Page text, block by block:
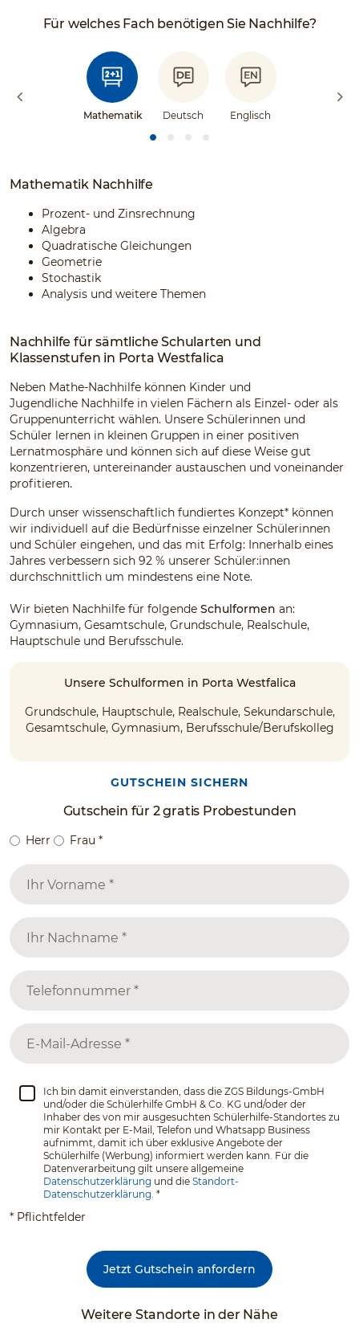
Für welches Fach benötigen Sie Nachhilfe?
Mathematik Deutsch Englisch
Mathematik Nachhilfe
Prozent- und Zinsrechnung
Algebra
Quadratische Gleichungen
Geometrie
Stochastik
Analysis und weitere Themen
Nachhilfe für sämtliche Schularten und
Klassenstufen in Porta Westfalica
Neben Mathe-Nachhilfe können Kinder und
Jugendliche Nachhilfe in vielen Fächern als Einzel- oder als
Gruppenunterricht wählen. Unsere Schülerinnen und
Schüler lernen in kleinen Gruppen in einer positiven
Lernatmosphäre und können sich auf diese Weise gut
konzentrieren, untereinander austauschen und voneinander
profitieren.
Durch unser wissenschaftlich fundiertes Konzept* können
wir individuell auf die Bedürfnisse einzelner Schülerinnen
und Schüler eingehen, und das mit Erfolg: Innerhalb eines
Jahres verbessern sich 92 % unserer Schüler:innen
durchschnittlich um mindestens eine Note.
Wir bieten Nachhilfe für folgende Schulformen an:
Gymnasium, Gesamtschule, Grundschule, Realschule,
Hauptschule und Berufsschule.
Unsere Schulformen in Porta Westfalica
Grundschule, Hauptschule, Realschule, Sekundarschule,
Gesamtschule, Gymnasium, Berufsschule/Berufskolleg
GUTSCHEIN SICHERN
Gutschein für 2 gratis Probestunden
Herr Frau *
Ich bin damit einverstanden, dass die ZGS Bildungs-GmbH
und/oder die Schülerhilfe GmbH & Co. KG und/oder der
Inhaber des von mir ausgesuchten Schülerhilfe-Standortes zu
mir Kontakt per E-Mail, Telefon und Whatsapp Business
aufnimmt, damit ich über exklusive Angebote der
Schülerhilfe (Werbung) informiert werden kann. Für die
Datenverarbeitung gilt unsere allgemeine
Datenschutzerklärung und die Standort-
Datenschutzerklärung. *
* Pflichtfelder
Jetzt Gutschein anfordern
Weitere Standorte in der Nähe